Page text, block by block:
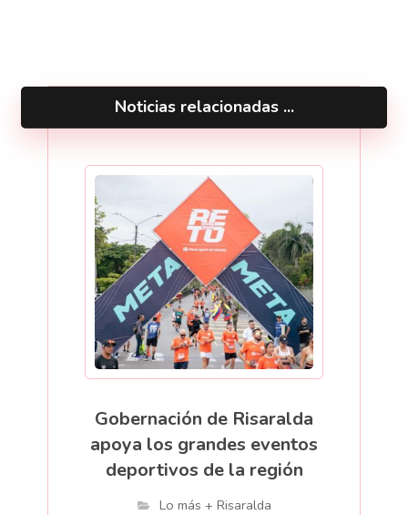
Noticias relacionadas ...
Gobernación de Risaralda
apoya los grandes eventos
deportivos de la región
Lo más + Risaralda